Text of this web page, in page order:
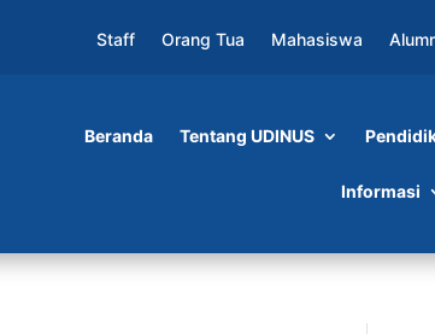
Staff Orang Tua Mahasiswa
Beranda Tentang UDINUS
Informasi